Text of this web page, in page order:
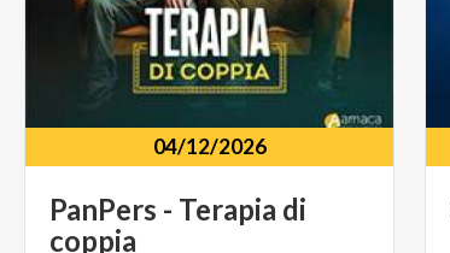
04/12/2026
PanPers - Terapia di
coppia